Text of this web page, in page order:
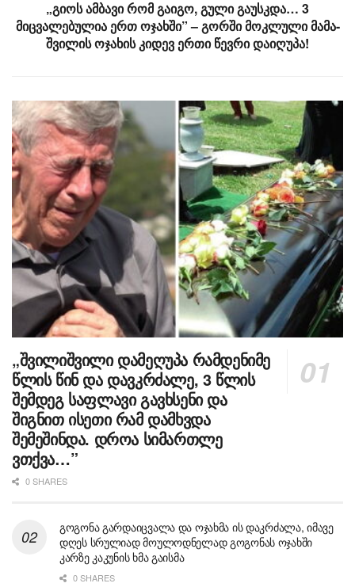
„გიოს ამბავი რომ გაიგო, გული გაუსკდა… 3
მიცვალებულია ერთ ოჯახში” – გორში მოკლული მამა-
შვილის ოჯახის კიდევ ერთი წევრი დაიღუპა!
„შვილიშვილი დამეღუპა რამდენიმე
წლის წინ და დავკრძალე, 3 წლის
შემდეგ საფლავი გავხსენი და
შიგნით ისეთი რამ დამხვდა
შემეშინდა. დროა სიმართლე
ვთქვა…”
0 SHARES
გოგონა გარდაიცვალა და ოჯახმა ის დაკრძალა, იმავე
დღეს სრულიად მოულოდნელად გოგონას ოჯახში
კარზე კაკუნის ხმა გაისმა
0 SHARES